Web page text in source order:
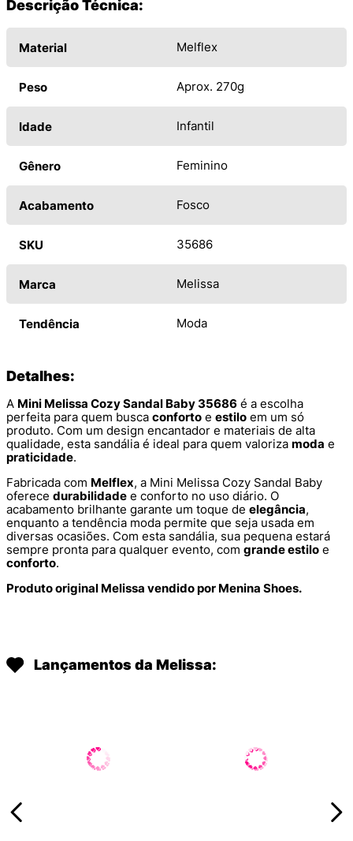
Descrição Técnica:
Material Melflex
Peso Aprox. 270g
Idade Infantil
Gênero Feminino
Acabamento Fosco
SKU 35686
Marca Melissa
Tendência Moda
Detalhes:
A Mini Melissa Cozy Sandal Baby 35686 é a escolha
perfeita para quem busca conforto e estilo em um só
produto. Com um design encantador e materiais de alta
qualidade, esta sandália é ideal para quem valoriza moda e
praticidade.
Fabricada com Melflex, a Mini Melissa Cozy Sandal Baby
oferece durabilidade e conforto no uso diário. O
acabamento brilhante garante um toque de elegância,
enquanto a tendência moda permite que seja usada em
diversas ocasiões. Com esta sandália, sua pequena estará
sempre pronta para qualquer evento, com grande estilo e
conforto.
Produto original Melissa vendido por Menina Shoes.
Lançamentos da Melissa: